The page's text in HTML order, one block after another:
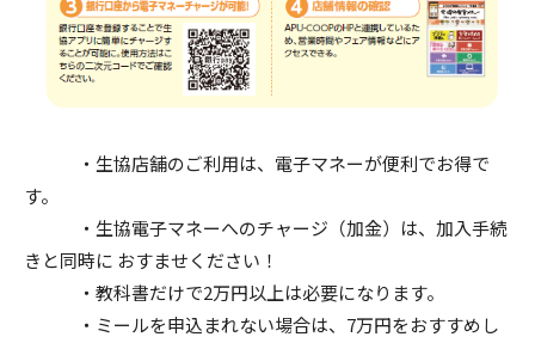
・生協店舗のご利用は、電子マネーが便利でお得で
す。
・生協電子マネーへのチャージ（加金）は、加入手続
きと同時に おすませください！
・教科書だけで2万円以上は必要になります。
・ミールを申込まれない場合は、7万円をおすすめし